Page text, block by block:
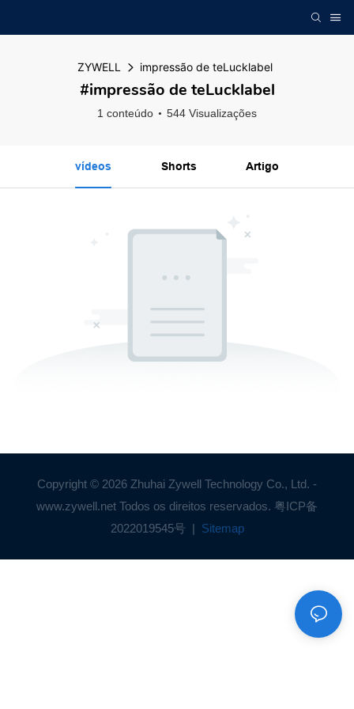
ZYWELL impressão de teLucklabel
#impressão de teLucklabel
1 conteúdo 544 Visualizações
vídeos Shorts Artigo
Copyright © 2026 Zhuhai Zywell Technology Co., Ltd. -
www.zywell.net Todos os direitos reservados. 粤ICP备
2022019545号 | Sitemap